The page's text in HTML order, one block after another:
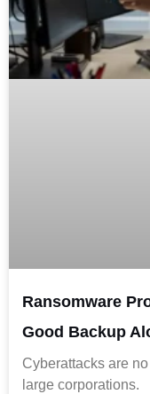
Ransomware
Good Backup
Cyberattacks are
large corporations.